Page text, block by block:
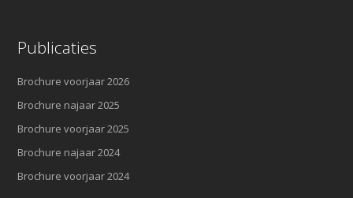
Publicaties
Brochure voorjaar 2026
Brochure najaar 2025
Brochure voorjaar 2025
Brochure najaar 2024
Brochure voorjaar 2024